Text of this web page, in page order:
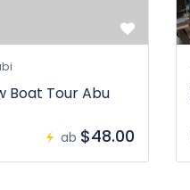
Boat Tour Abu
ab $48.00